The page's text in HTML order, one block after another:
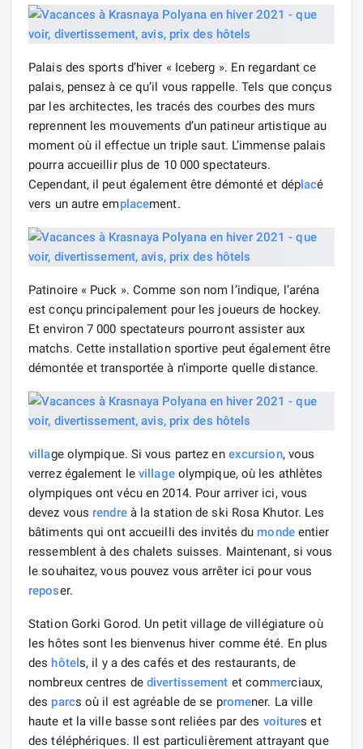
Palais des sports d’hiver « Iceberg ». En regardant ce
palais, pensez à ce qu’il vous rappelle. Tels que conçus
par les architectes, les tracés des courbes des murs
reprennent les mouvements d’un patineur artistique au
moment où il effectue un triple saut. L’immense palais
pourra accueillir plus de 10 000 spectateurs.
Cependant, il peut également être démonté et déplacé
vers un autre emplacement.
Patinoire « Puck ». Comme son nom l’indique, l’aréna
est conçu principalement pour les joueurs de hockey.
Et environ 7 000 spectateurs pourront assister aux
matchs. Cette installation sportive peut également être
démontée et transportée à n’importe quelle distance.
village olympique. Si vous partez en excursion, vous
verrez également le villageolympique, où les athlètes
olympiques ont vécu en 2014. Pour arriver ici, vous
devez vous rendreà la station de ski Rosa Khutor. Les
bâtiments qui ont accueilli des invités du mondeentier
ressemblent à des chalets suisses. Maintenant, si vous
le souhaitez, vous pouvez vous arrêter ici pour vous
reposer.
Station Gorki Gorod. Un petit village de villégiature où
les hôtes sont les bienvenus hiver comme été. En plus
des hôtels, il y a des cafés et des restaurants, de
nombreux centres de divertissement et commerciaux,
des parcs où il est agréable de se promener. La ville
haute et la ville basse sont reliées par des voitures et
des téléphériques. Il est particulièrement attrayant que